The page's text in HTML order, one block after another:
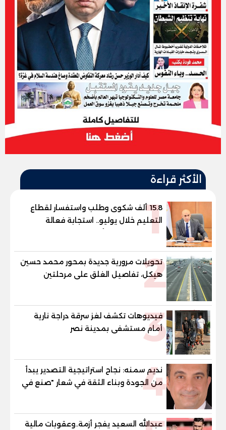
الأكثر قراءة
115.8 ألف شكوى وطلب واستفسار لقطاع
التعليم خلال يوليو.. استجابة فعالة
لشكاوى الطلاب وأولياء الأمور
2
تحويلات مرورية جديدة بمحور محمد حسين
هيكل، تفاصيل الغلق على مرحلتين
3
فيديوهات تكشف لغز سرقة دراجة نارية
أمام مستشفى بمدينة نصر
4
نديم سمنه: نجاح استراتيجية التصدير يبدأ
من الجودة وبناء الثقة في شعار "صنع في
مصر"
عبدالله السعيد يفجر أزمة..وعقوبات مالية